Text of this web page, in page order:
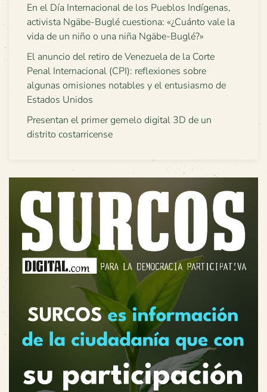
En el Día Internacional de los Pueblos Indígenas,
activista Ngäbe-Buglé cuestiona: «¿Cuánto vale la
vida de un niño o una niña Ngäbe-Buglé?»
El anuncio del retiro de Venezuela de la Corte
Penal Internacional (CPI): reflexiones sobre
algunas omisiones notables y el entusiasmo de
Estados Unidos
Presentan el primer gemelo digital 3D de un
distrito costarricense